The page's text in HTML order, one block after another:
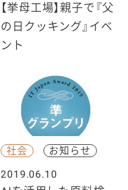
【挙母工場】親子で『父
の日クッキング』イベ
ント
社会
お知らせ
2019.06.10